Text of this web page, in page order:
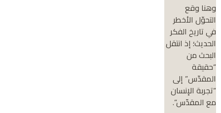
وهنا وقع
التحوّل الأخطر
في تاريخ الفكر
الحديث؛ إذ انتقل
البحث من
“حقيقة
المقدّس” إلى
“تجربة الإنسان
مع المقدّس”.